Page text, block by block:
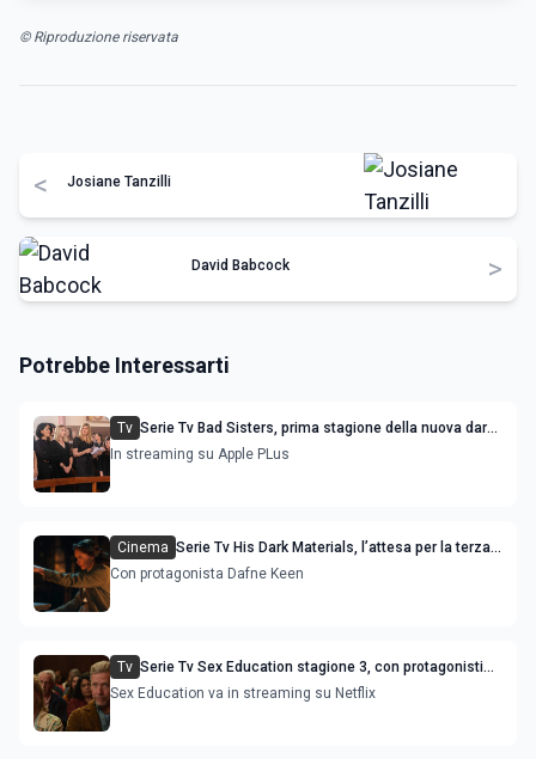
© Riproduzione riservata
< Josiane Tanzilli
David Babcock >
Potrebbe Interessarti
Tv Serie Tv Bad Sisters, prima stagione della nuova dark
comedy
In streaming su Apple PLus
Cinema Serie Tv His Dark Materials, l’attesa per la terza e
conclusiva stagione
Con protagonista Dafne Keen
Tv Serie Tv Sex Education stagione 3, con protagonisti
Emma Mackey e Asa Butterfield
Sex Education va in streaming su Netflix